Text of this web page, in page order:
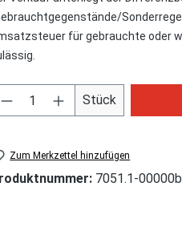
für gebrauchte oder
Produkt Anzahl: Gib
Stück
Zum Merkzettel hinzufügen
7051.1-